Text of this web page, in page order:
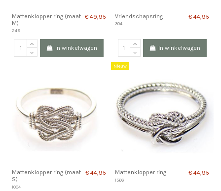
Mattenklopper ring (maat
M)
249
€ 49,95
In winkelwagen
Vriendschapsring
304
€ 44,95
In winkelwagen
Mattenklopper ring (maat
S)
1004
€ 44,95
Nieuw
Mattenklopper ring
1566
€ 44,95